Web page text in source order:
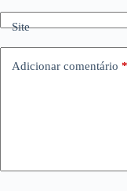
Site
Adicionar comentário *